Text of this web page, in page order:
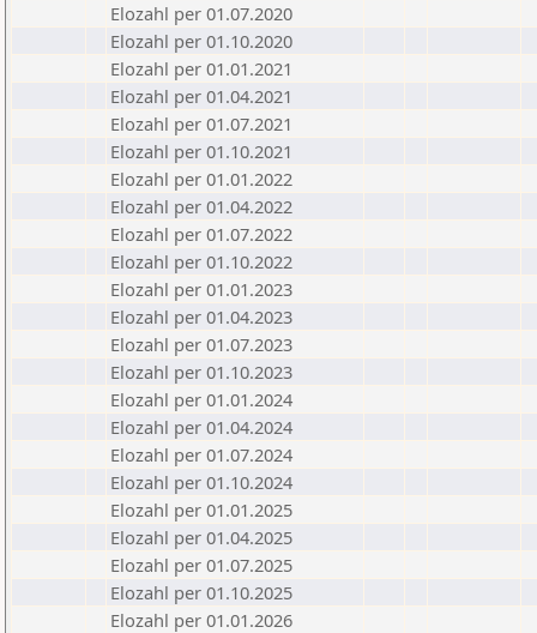
Elozahl per 01.07.2020
Elozahl per 01.10.2020
Elozahl per 01.01.2021
Elozahl per 01.04.2021
Elozahl per 01.07.2021
Elozahl per 01.10.2021
Elozahl per 01.01.2022
Elozahl per 01.04.2022
Elozahl per 01.07.2022
Elozahl per 01.10.2022
Elozahl per 01.01.2023
Elozahl per 01.04.2023
Elozahl per 01.07.2023
Elozahl per 01.10.2023
Elozahl per 01.01.2024
Elozahl per 01.04.2024
Elozahl per 01.07.2024
Elozahl per 01.10.2024
Elozahl per 01.01.2025
Elozahl per 01.04.2025
Elozahl per 01.07.2025
Elozahl per 01.10.2025
Elozahl per 01.01.2026